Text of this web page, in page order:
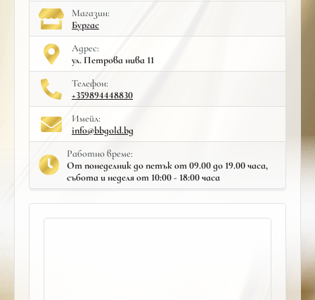
Mагазин:
Бургас
Адрес:
ул. Петрова нива 11
Телефон:
+359894448830
Имейл:
info@bbgold.bg
Работно време:
От понеделник до петък от 09.00 до 19.00 часа,
събота и неделя от 10:00 - 18:00 часа